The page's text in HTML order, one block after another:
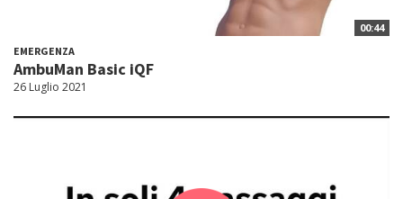
00:44
EMERGENZA
AmbuMan Basic iQF
26 Luglio 2021